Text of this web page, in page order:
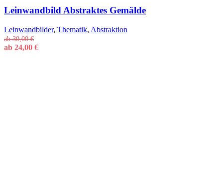
Leinwandbild Abstraktes Gemälde
Leinwandbilder, Thematik, Abstraktion
ab30,00€
ab 24,00 €